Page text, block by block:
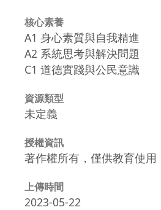
核心素養
A1 身心素質與自我精進
A2 系統思考與解決問題
C1 道德實踐與公民意識
資源類型
未定義
授權資訊
著作權所有，僅供教育使用
上傳時間
2023-05-22